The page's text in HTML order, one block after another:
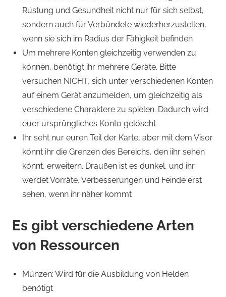
Rüstung und Gesundheit nicht nur für sich selbst,
sondern auch für Verbündete wiederherzustellen,
wenn sie sich im Radius der Fähigkeit befinden
Um mehrere Konten gleichzeitig verwenden zu
können, benötigt ihr mehrere Geräte. Bitte
versuchen NICHT, sich unter verschiedenen Konten
auf einem Gerät anzumelden, um gleichzeitig als
verschiedene Charaktere zu spielen. Dadurch wird
euer ursprüngliches Konto gelöscht
Ihr seht nur euren Teil der Karte, aber mit dem Visor
könnt ihr die Grenzen des Bereichs, den iihr sehen
könnt, erweitern. Draußen ist es dunkel, und ihr
werdet Vorräte, Verbesserungen und Feinde erst
sehen, wenn ihr näher kommt
Es gibt verschiedene Arten
von Ressourcen
Münzen: Wird für die Ausbildung von Helden
benötigt